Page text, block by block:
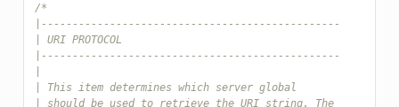
/*
|------------------------------------------------
| URI PROTOCOL
|------------------------------------------------
| This item determines which server global
| should be used to retrieve the URI string. The